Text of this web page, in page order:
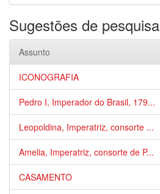
Sugestões de pesquisa
Assunto
ICONOGRAFIA
Pedro I, Imperador do Brasil, 179...
Leopoldina, Imperatriz, consorte ...
Amelia, Imperatriz, consorte de P...
CASAMENTO